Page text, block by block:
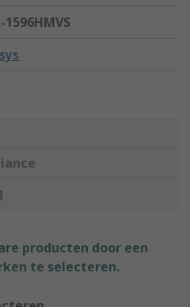
1596HMVS
producten door een
te selecteren.